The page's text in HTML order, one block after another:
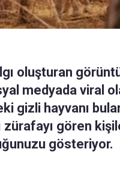
oluşturan
medyada viral
gizli hayvanı
gören
gösteriyor.